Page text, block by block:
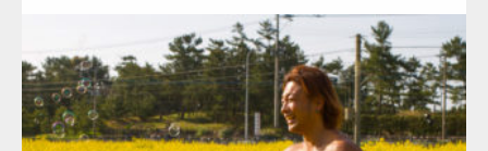
Update: 2023.02.11
Category:菜の花畑のマッチョ その他 ONIKKY(デカいよ) 大胸筋 腹